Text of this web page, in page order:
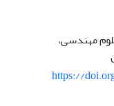
مهندسی،
https://